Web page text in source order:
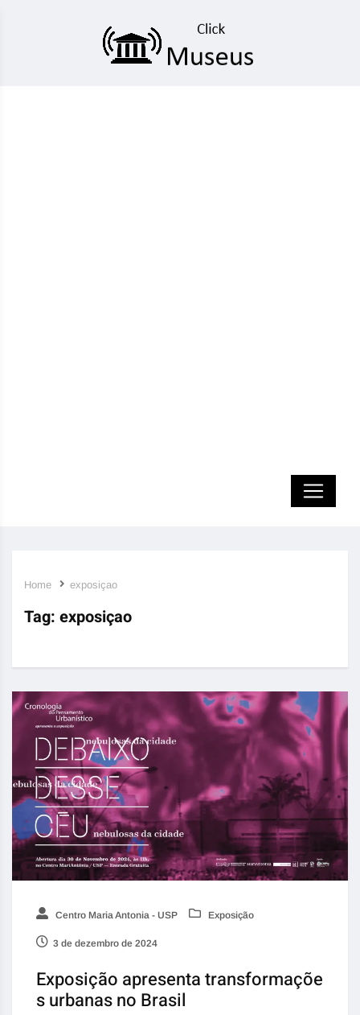
Home exposiçao
Tag: exposiçao
Centro Maria Antonia - USP Exposição
3 de dezembro de 2024
Exposição apresenta transformaçõe
s urbanas no Brasil